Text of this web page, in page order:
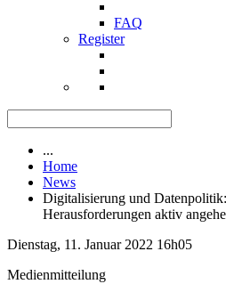
FAQ
Register
...
Home
News
Digitalisierung und
Herausforderungen aktiv
Dienstag, 11. Januar 2022 16h05
Medienmitteilung